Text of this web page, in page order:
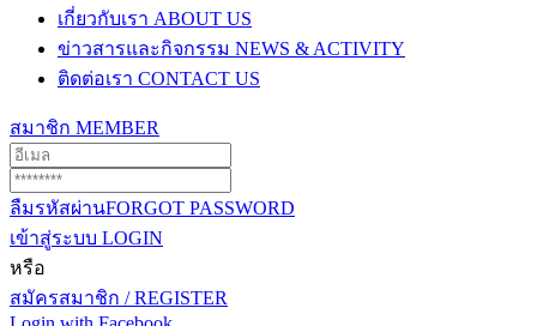
เกี่ยวกับเรา ABOUT US
ข่าวสารและกิจกรรม NEWS & ACTIVITY
ติดต่อเรา CONTACT US
สมาชิก MEMBER
ลืมรหัสผ่านFORGOT PASSWORD
เข้าสู่ระบบ LOGIN
หรือ
สมัครสมาชิก / REGISTER